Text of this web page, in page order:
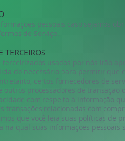
pessoais caso sejamos
de Serviço.
TERCEIROS
usados por nós irão
do necessário para permitir que
certos fornecedores de
outros processadores de transação
com respeito à informação
transações relacionadas com
que você leia suas políticas de
na qual suas informações pessoais